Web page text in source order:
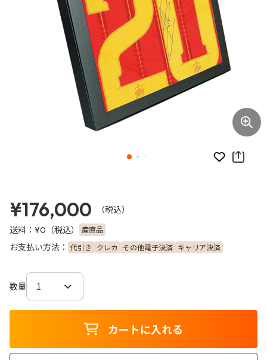
お気に入り
¥176,000
（税込）
送料： ¥0 （税込） 産直品
お支払い方法： 代引き クレカ その他電子決済 キャリア決済
数量
カートに入れる